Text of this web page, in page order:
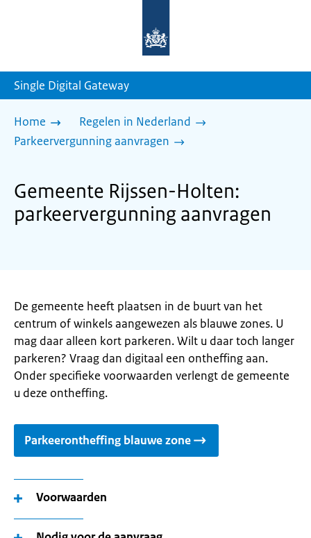
homepage
Single Digital Gateway
Home
Regelen in Nederland
Parkeervergunning aanvragen
Gemeente Rijssen-Holten:
parkeervergunning aanvragen
De gemeente heeft plaatsen in de buurt van het
centrum of winkels aangewezen als blauwe zones. U
mag daar alleen kort parkeren. Wilt u daar toch langer
parkeren? Vraag dan digitaal een ontheffing aan.
Onder specifieke voorwaarden verlengt de gemeente
u deze ontheffing.
Parkeerontheffing blauwe zone
Voorwaarden